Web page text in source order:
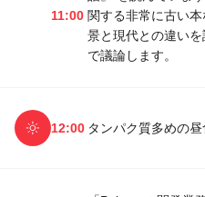
11:00 関する非常に古い
景と現代との違い
で議論します。
12:00 タンパク質多めの昼